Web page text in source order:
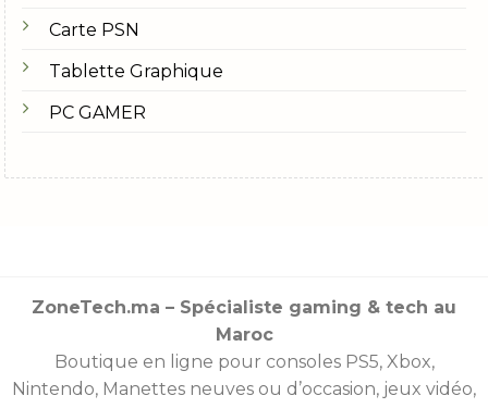
Carte PSN
Tablette Graphique
PC GAMER
ZoneTech.ma – Spécialiste gaming & tech au
Maroc
Boutique en ligne pour consoles PS5, Xbox,
Nintendo, Manettes neuves ou d’occasion, jeux vidéo,